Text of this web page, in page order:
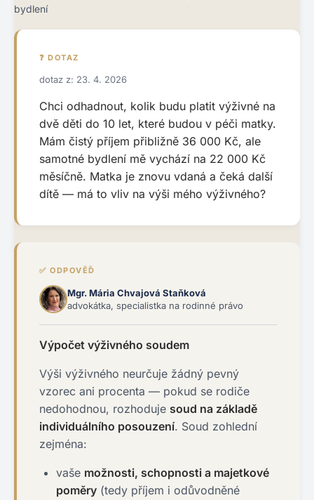
bydlení
❓ DOTAZ
dotaz z: 23. 4. 2026
Chci odhadnout, kolik budu platit výživné na
dvě děti do 10 let, které budou v péči matky.
Mám čistý příjem přibližně 36 000 Kč, ale
samotné bydlení mě vychází na 22 000 Kč
měsíčně. Matka je znovu vdaná a čeká další
dítě — má to vliv na výši mého výživného?
✅ ODPOVĚĎ
Mgr. Mária Chvajová Staňková
advokátka, specialistka na rodinné právo
Výpočet výživného soudem
Výši výživného neurčuje žádný pevný
vzorec ani procenta — pokud se rodiče
nedohodnou, rozhoduje soud na základě
individuálního posouzení. Soud zohlední
zejména:
vaše možnosti, schopnosti a majetkové
poměry (tedy příjem i odůvodněné